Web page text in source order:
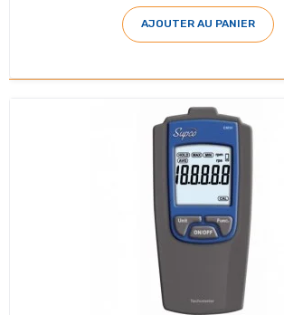
AJOUTER AU PANIER